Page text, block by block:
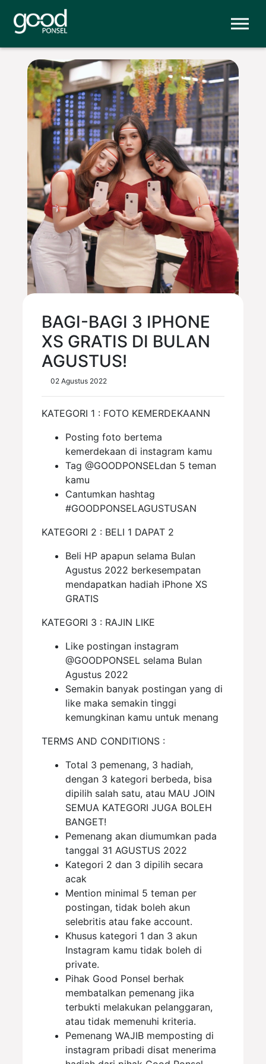
BAGI-BAGI 3 IPHONE
XS GRATIS DI BULAN
AGUSTUS!
02 Agustus 2022
KATEGORI 1 : FOTO KEMERDEKAANN
Posting foto bertema
kemerdekaan di instagram kamu
Tag @GOODPONSELdan 5 teman
kamu
Cantumkan hashtag
#GOODPONSELAGUSTUSAN
KATEGORI 2 : BELI 1 DAPAT 2
Beli HP apapun selama Bulan
Agustus 2022 berkesempatan
mendapatkan hadiah iPhone XS
GRATIS
KATEGORI 3 : RAJIN LIKE
Like postingan instagram
@GOODPONSEL selama Bulan
Agustus 2022
Semakin banyak postingan yang di
like maka semakin tinggi
kemungkinan kamu untuk menang
TERMS AND CONDITIONS :
Total 3 pemenang, 3 hadiah,
dengan 3 kategori berbeda, bisa
dipilih salah satu, atau MAU JOIN
SEMUA KATEGORI JUGA BOLEH
BANGET!
Pemenang akan diumumkan pada
tanggal 31 AGUSTUS 2022
Kategori 2 dan 3 dipilih secara
acak
Mention minimal 5 teman per
postingan, tidak boleh akun
selebritis atau fake account.
Khusus kategori 1 dan 3 akun
Instagram kamu tidak boleh di
private.
Pihak Good Ponsel berhak
membatalkan pemenang jika
terbukti melakukan pelanggaran,
atau tidak memenuhi kriteria.
Pemenang WAJIB memposting di
instagram pribadi disat menerima